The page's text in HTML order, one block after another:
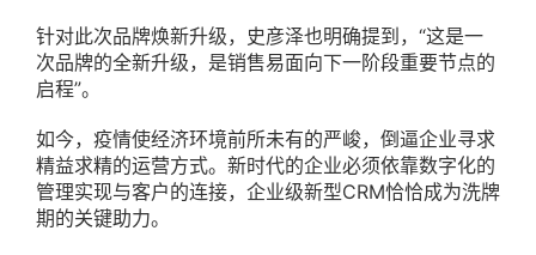
针对此次品牌焕新升级，史彦泽也明确提到，“这是一
次品牌的全新升级，是销售易面向下一阶段重要节点的
启程”。
如今，疫情使经济环境前所未有的严峻，倒逼企业寻求
精益求精的运营方式。新时代的企业必须依靠数字化的
管理实现与客户的连接，企业级新型CRM恰恰成为洗牌
期的关键助力。